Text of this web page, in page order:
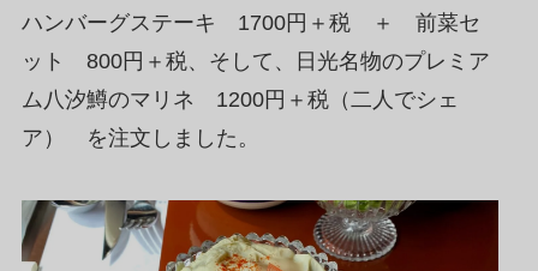
ハンバーグステーキ 1700円＋税 ＋ 前菜セ
ット 800円＋税、そして、日光名物のプレミア
ム八汐鱒のマリネ 1200円＋税（二人でシェ
ア） を注文しました。